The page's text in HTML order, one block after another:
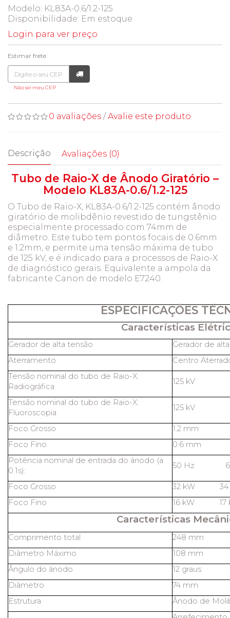
Modelo: KL83A-0.6/1.2-125
Disponibilidade: Em estoque
Login para ver preço
Estimar frete
Não sei meu CEP
0 avaliações / Avalie este produto
Descrição Avaliações (0)
Tubo de Raio-X de Ânodo Giratório –
Modelo KL83A-0.6/1.2-125
O Tubo de Raio-X, KL83A-0.6/1.2-125 contém ânodo
giratório de molibdênio revestido de tungstênio
especialmente processado com 74mm de
diâmetro. Este tubo tem pontos focais de 0.6mm
e 1.2mm, e permite uma tensão máxima de tubo
de 125 kV, e é indicado para a processos de Raio-X
de diagnóstico gerais. Equivalente a ampola da
fabricante Canon de modelo E7240.
ESPECIFICAÇÕES
Características
Gerador de alta tensão
Gerador de
Aterramento
Centro
Tensão nominal do tubo de Raio-X:
Radiográfica
125 kV
Tensão nominal do tubo de Raio-X:
Fluoroscopia
125 kV
Foco Grosso
1.2 mm
Foco Fino
0.6 mm
Potência nominal de entrada do ânodo (a
0.1s):
50 Hz 60
Foco Grosso
32 kW 34
Foco Fino
16 kW 17
Características
Comprimento total
248 mm
Diâmetro Máximo
108 mm
Ângulo do ânodo
12 graus
Diâmetro
74 mm
Estrutura
Ânodo de